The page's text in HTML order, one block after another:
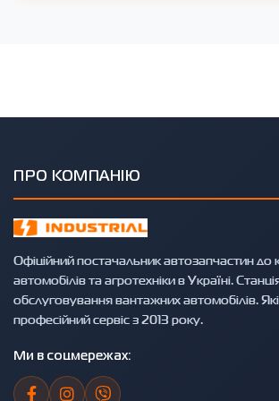
ПРО КОМПАНІЮ
Офіційний постачальник автозапчастин до
автомобілів та агротехніки в Україні.
обслуговування вантажних автомобілів.
професійний сервіс з 2013 року.
Ми в соцмережах: